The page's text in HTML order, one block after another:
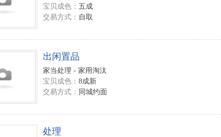
宝贝成色： 五成
交易方式： 自取
出闲置品
家当处理 - 家用淘汰
宝贝成色： 8成新
交易方式： 同城约面
处理